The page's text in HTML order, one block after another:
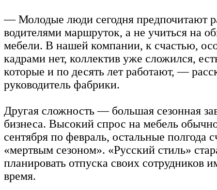
— Молодые люди сегодня предпочитают
водителями маршруток, а не учиться на
мебели. В нашей компании, к счастью,
кадрами нет, коллектив уже сложился,
которые и по десять лет работают, —
руководитель фабрики.
Другая сложность — большая сезонная
бизнеса. Высокий спрос на мебель
сентября по февраль, остальные полгода
«мертвым сезоном». «Русский стиль»
планировать отпуска своих сотрудников
время.